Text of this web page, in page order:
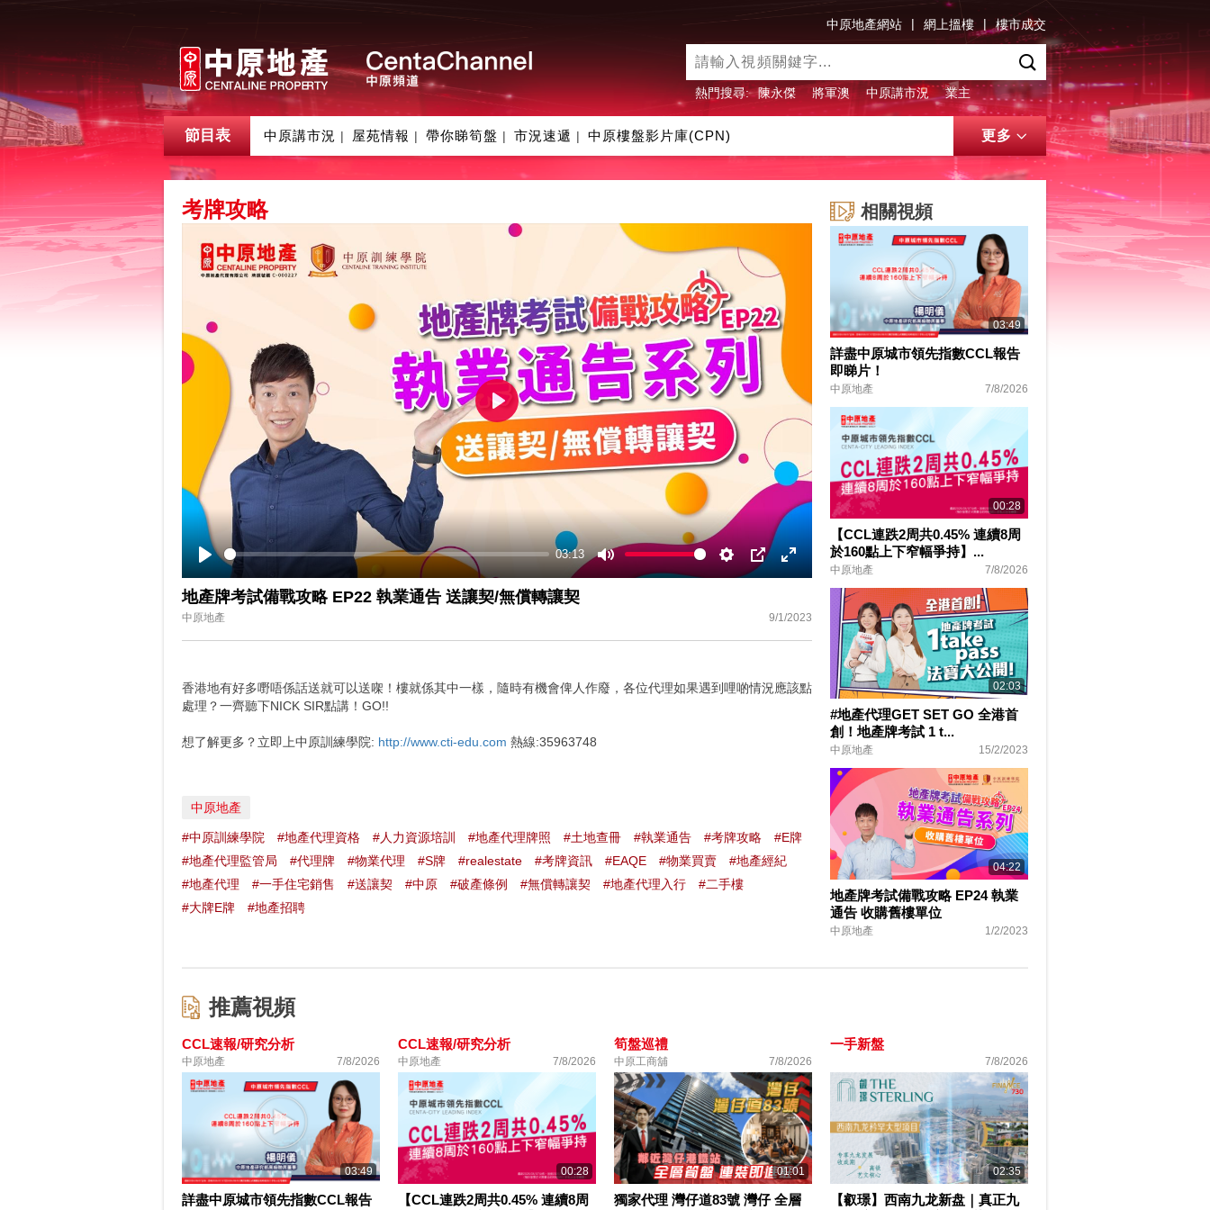
中原地產網站 | 網上搵樓 | 樓市成交
熱門搜尋: 陳永傑 將軍澳 中原講市況 業主
節目表 中原講市況 | 屋苑情報 | 帶你睇筍盤 | 市況速遞 | 中原樓盤影片庫(CPN) 更多
考牌攻略
Play
03:13
Mute SettingsPIP
fullscreen
Play
地產牌考試備戰攻略 EP22 執業通告 送讓契/無償轉讓契
中原地產 9/1/2023
香港地有好多嘢唔係話送就可以送㗎！樓就係其中一樣，隨時有機會俾人作廢，各位代理如果遇到哩啲情況應該點
處理？一齊聽下NICK SIR點講！GO!!
想了解更多？立即上中原訓練學院: http://www.cti-edu.com 熱線:35963748
中原地產
#中原訓練學院 #地產代理資格 #人力資源培訓 #地產代理牌照 #土地查冊 #執業通告 #考牌攻略
#E牌
#地產代理監管局
#代理牌 #物業代理 #S牌 #realestate #考牌資訊 #EAQE #物業買賣
#地產經紀
#地產代理
#一手住宅銷售 #送讓契 #中原 #破產條例 #無償轉讓契 #地產代理入行
#二手樓
#大牌E牌
#地產招聘
相關視頻
03:49
詳盡中原城市領先指數CCL報告
即睇片！
中原地產 7/8/2026
00:28
【CCL連跌2周共0.45% 連續8周
於160點上下窄幅爭持】...
中原地產 7/8/2026
02:03
#地產代理GET SET GO 全港首
創！地產牌考試 1 t...
中原地產 15/2/2023
04:22
地產牌考試備戰攻略 EP24 執業
通告 收購舊樓單位
中原地產 1/2/2023
推薦視頻
CCL速報/研究分析
中原地產 7/8/2026
03:49
詳盡中原城市領先指數CCL報告
CCL速報/研究分析
中原地產 7/8/2026
00:28
【CCL連跌2周共0.45% 連續8周
筍盤巡禮
中原工商舖 7/8/2026
01:01
獨家代理 灣仔道83號 灣仔 全層
一手新盤
7/8/2026
02:35
【叡璟】西南九龙新盘｜真正九